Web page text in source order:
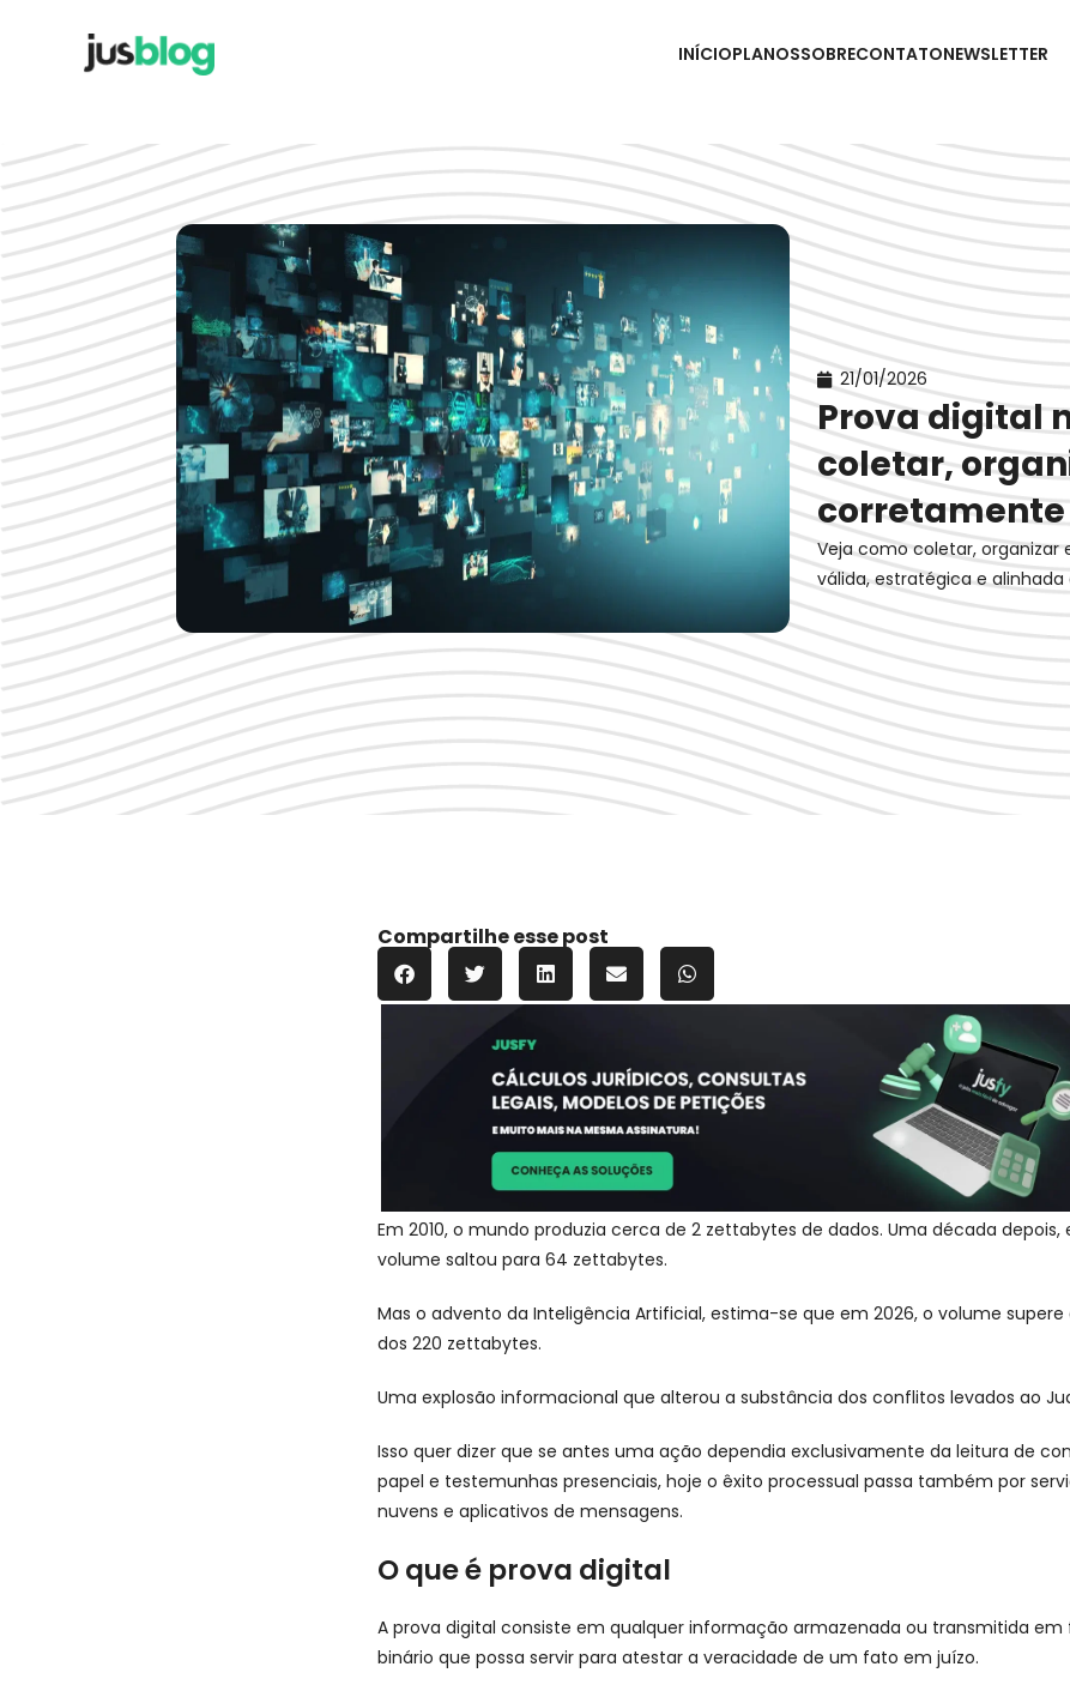
INÍCIOPLANOSSOBRECONTATONEWSLETTER
21/01/2026
Prova digital
coletar,
corretamente
Veja como coletar, organizar
válida, estratégica e
Compartilhe esse post
Em 2010, o mundo produzia cerca de 2 zettabytes de dados. Uma década depois,
volume saltou para 64 zettabytes.
Mas o advento da Inteligência Artificial, estima-se que em 2026, o volume supere
dos 220 zettabytes.
Uma explosão informacional que alterou a substância dos conflitos levados ao
Isso quer dizer que se antes uma ação dependia exclusivamente da leitura de
papel e testemunhas presenciais, hoje o êxito processual passa também por
nuvens e aplicativos de mensagens.
O que é prova digital
A prova digital consiste em qualquer informação armazenada ou transmitida
binário que possa servir para atestar a veracidade de um fato em juízo.